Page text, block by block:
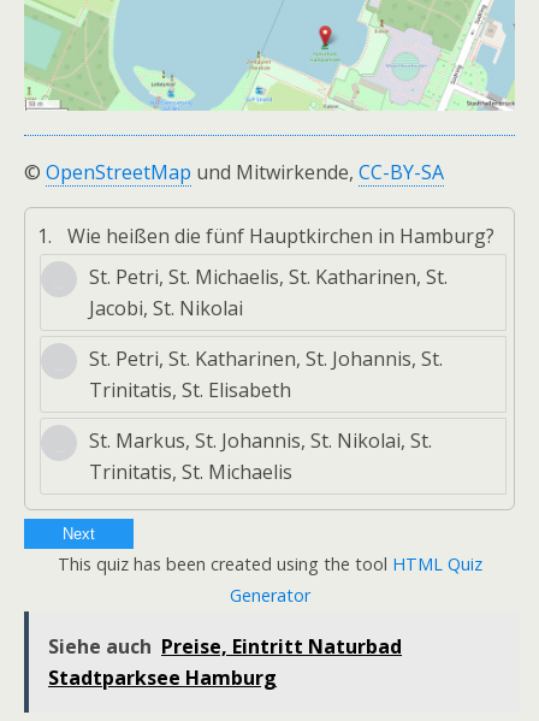
© OpenStreetMap und Mitwirkende, CC-BY-SA
1.
Wie heißen die fünf Hauptkirchen in Hamburg?
St. Petri, St. Michaelis, St. Katharinen, St.
Jacobi, St. Nikolai
St. Petri, St. Katharinen, St. Johannis, St.
Trinitatis, St. Elisabeth
St. Markus, St. Johannis, St. Nikolai, St.
Trinitatis, St. Michaelis
Next
This quiz has been created using the tool HTML Quiz
Generator
Siehe auch Preise, Eintritt Naturbad
Stadtparksee Hamburg